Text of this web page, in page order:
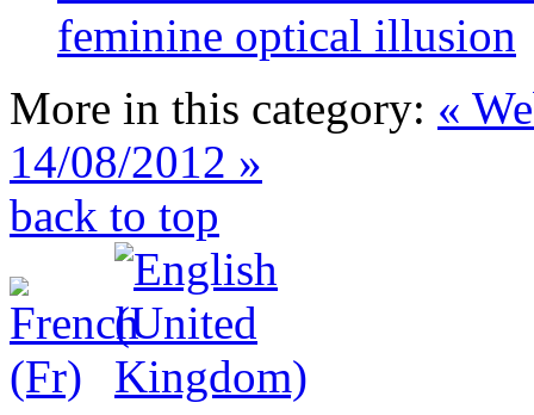
feminine optical illusion
More in this category: «
14/08/2012 »
back to top